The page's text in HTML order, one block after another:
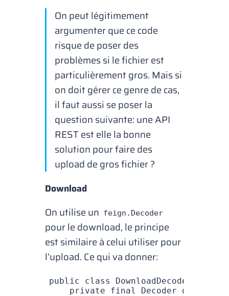
On peut légitimement
argumenter que ce code
risque de poser des
problèmes si le fichier est
particulièrement gros. Mais si
on doit gérer ce genre de cas,
il faut aussi se poser la
question suivante: une API
REST est elle la bonne
solution pour faire des
upload de gros fichier ?
Download
On utilise un feign.Decoder
pour le download, le principe
est similaire à celui utiliser pour
l’upload. Ce qui va donner:
public class DownloadDecoder
    private
final Decoder delegate